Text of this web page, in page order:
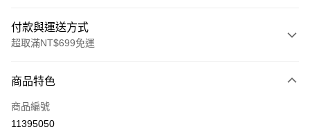
付款與運送方式
超取滿NT$699免運
信用卡一次付款
超商取貨付款
商品特色
商品編號
11395050